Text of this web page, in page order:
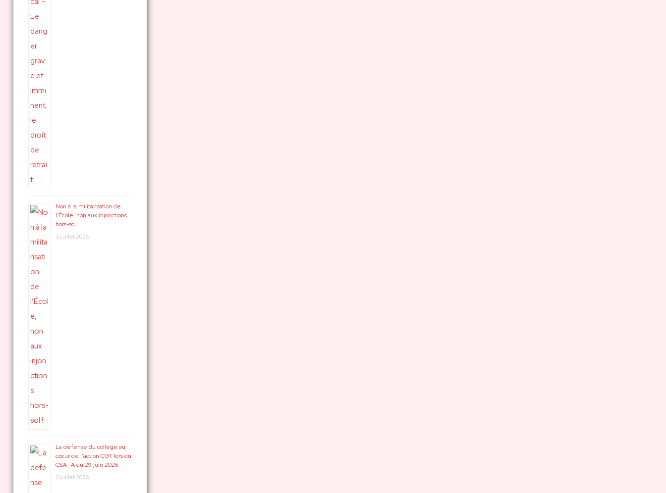
Non à la militarisation de
l’École, non aux injonctions
hors-sol !
3 juillet 2026
La défense du collège au
cœur de l’action CGT lors du
CSA -A du 29 juin 2026
2 juillet 2026